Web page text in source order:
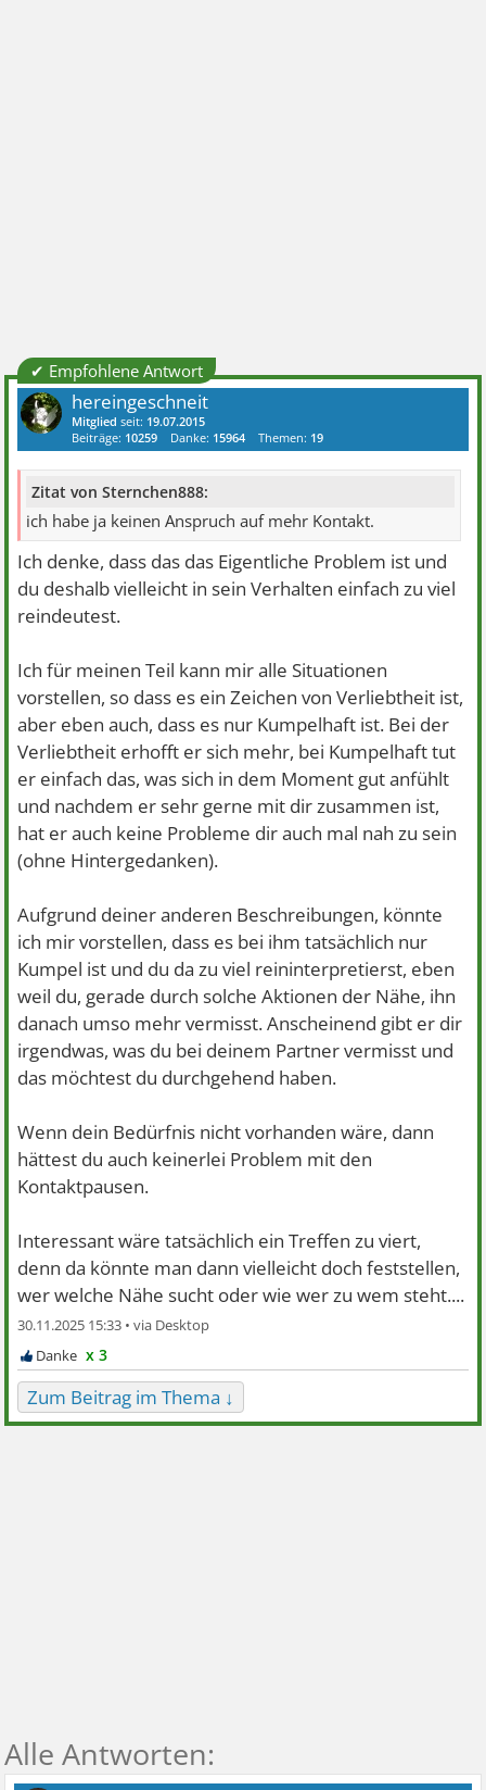
✔ Empfohlene Antwort
hereingeschneit
Mitglied seit: 19.07.2015
Beiträge: 10259 Danke: 15964 Themen: 19
Zitat von Sternchen888:
ich habe ja keinen Anspruch auf mehr Kontakt.
Ich denke, dass das das Eigentliche Problem ist und
du deshalb vielleicht in sein Verhalten einfach zu viel
reindeutest.
Ich für meinen Teil kann mir alle Situationen
vorstellen, so dass es ein Zeichen von Verliebtheit ist,
aber eben auch, dass es nur Kumpelhaft ist. Bei der
Verliebtheit erhofft er sich mehr, bei Kumpelhaft tut
er einfach das, was sich in dem Moment gut anfühlt
und nachdem er sehr gerne mit dir zusammen ist,
hat er auch keine Probleme dir auch mal nah zu sein
(ohne Hintergedanken).
Aufgrund deiner anderen Beschreibungen, könnte
ich mir vorstellen, dass es bei ihm tatsächlich nur
Kumpel ist und du da zu viel reininterpretierst, eben
weil du, gerade durch solche Aktionen der Nähe, ihn
danach umso mehr vermisst. Anscheinend gibt er dir
irgendwas, was du bei deinem Partner vermisst und
das möchtest du durchgehend haben.
Wenn dein Bedürfnis nicht vorhanden wäre, dann
hättest du auch keinerlei Problem mit den
Kontaktpausen.
Interessant wäre tatsächlich ein Treffen zu viert,
denn da könnte man dann vielleicht doch feststellen,
wer welche Nähe sucht oder wie wer zu wem steht....
30.11.2025 15:33 •
x 3
Zum Beitrag im Thema ↓